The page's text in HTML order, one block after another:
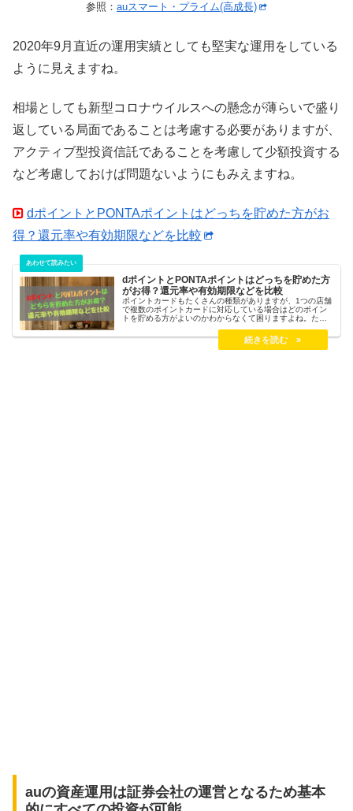
参照： auスマート・プライム(高成長)
2020年9月直近の運用実績としても堅実な運用をしている
ように見えますね。
相場としても新型コロナウイルスへの懸念が薄らいで盛り
返している局面であることは考慮する必要がありますが、
アクティブ型投資信託であることを考慮して少額投資する
など考慮しておけば問題ないようにもみえますね。
dポイントとPONTAポイントはどっちを貯めた方がお
得？還元率や有効期限などを比較
dポイントとPONTAポイントはどっちを貯めた方
がお得？還元率や有効期限などを比較
ポイントカードもたくさんの種類がありますが、1つの店舗
で複数のポイントカードに対応している場合はどのポイン
トを貯める方がよいのかわからなくて困りますよね。たと
ント」の2種類を貯めることができます。ポイントの使いや
すさなどの点から「こっちのポイントを貯めておけばよか
った」と公開することだけは避けたいです。そこで今回はd
auの資産運用は証券会社の運営となるため基本